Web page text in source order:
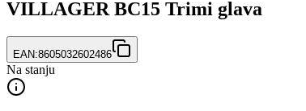
VILLAGER BC15 Trimi glava
EAN:8605032602486
Na stanju